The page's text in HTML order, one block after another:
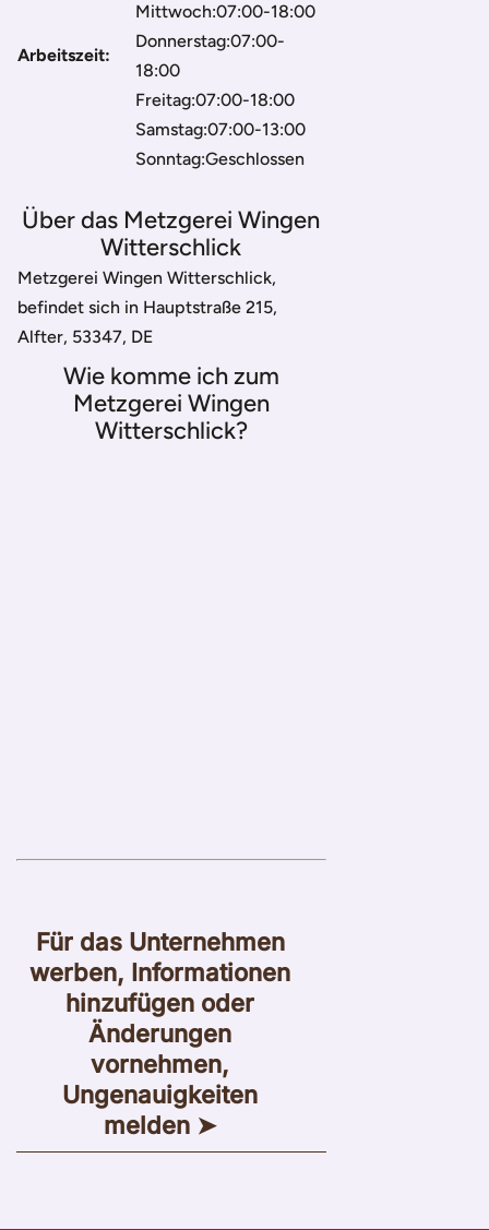
Arbeitszeit:
Mittwoch:07:00-18:00
Donnerstag:07:00-
18:00
Freitag:07:00-18:00
Samstag:07:00-13:00
Sonntag:Geschlossen
Über das Metzgerei Wingen
Witterschlick
Metzgerei Wingen Witterschlick,
befindet sich in Hauptstraße 215,
Alfter, 53347, DE
Wie komme ich zum
Metzgerei Wingen
Witterschlick?
Für das Unternehmen
werben, Informationen
hinzufügen oder
Änderungen
vornehmen,
Ungenauigkeiten
melden ➤